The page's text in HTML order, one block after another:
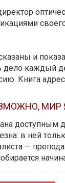
и
каждый
Книга
МИР
в ней
—